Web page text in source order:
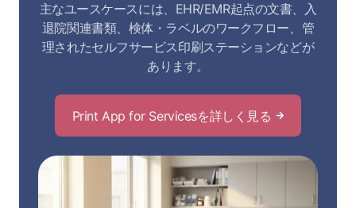
主なユースケースには、EHR/EMR起点の文書、入
退院関連書類、検体・ラベルのワークフロー、管
理されたセルフサービス印刷ステーションなどが
あります。
Print App for Servicesを詳しく見る